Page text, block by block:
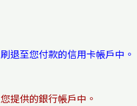
退至您付款的信用卡帳戶中。
提供的銀行帳戶中。